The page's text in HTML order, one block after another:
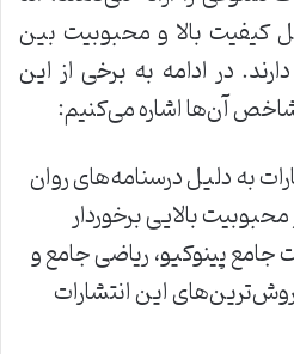
کیفیت بالا و محبوبیت بین
در ادامه به برخی از این
آن‌ها اشاره می‌کنیم:
به دلیل درسنامه‌های روان
بالایی برخوردار
پینوکیو، ریاضی جامع و
این انتشارات